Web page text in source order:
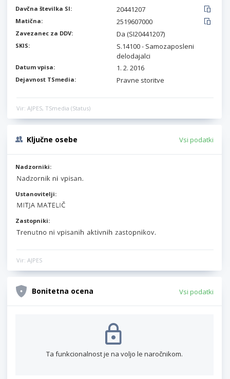
Davčna številka SI: 20441207
Matična: 2519607000
Zavezanec za DDV: Da (SI20441207)
SKIS:
S.14100 - Samozaposleni
delodajalci
Datum vpisa: 1. 2. 2016
Dejavnost TSmedia: Pravne storitve
Vir: AJPES, TSmedia (Status)
Ključne osebe Vsi podatki
Nadzorniki:
Ustanovitelji:
Zastopniki:
Vir: AJPES
Bonitetna ocena Vsi podatki
Ta funkcionalnost je na voljo le naročnikom.